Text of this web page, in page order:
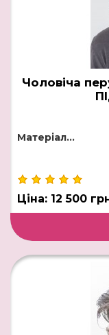
Чоловіча
Матеріал...
Ціна: 12 500